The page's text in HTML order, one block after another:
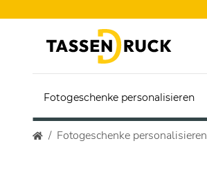
Fotogeschenke personalisieren
Fotogeschenke personalisieren